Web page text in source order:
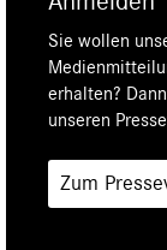
Sie wollen
erhalten?
unseren
Zum